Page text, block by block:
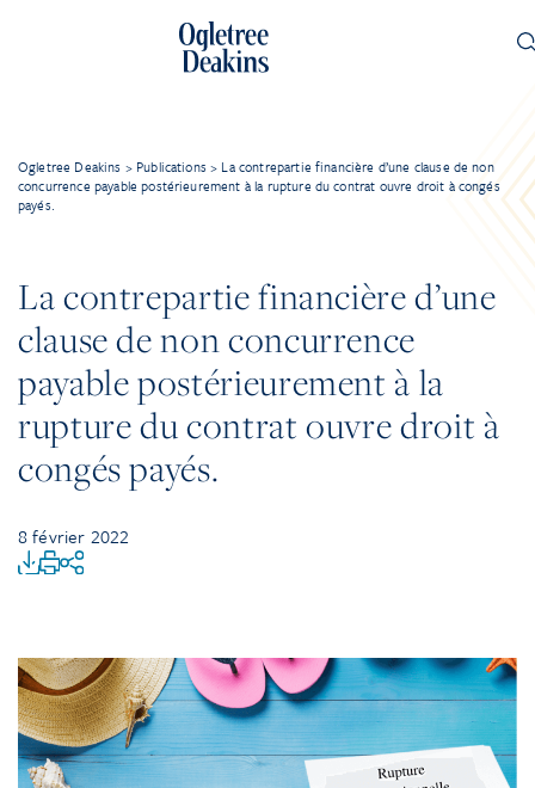
Ogletree Deakins > Publications > La contrepartie financière d’une clause de non
concurrence payable postérieurement à la rupture du contrat ouvre droit à congés
payés.
La contrepartie financière d’une
clause de non concurrence
payable postérieurement à la
rupture du contrat ouvre droit à
congés payés.
8 février 2022